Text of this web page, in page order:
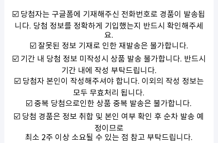
☑️ 당첨자는 구글폼에 기재해주신 전화번호로 경품이 발송됩
니다. 당첨 정보를 정확하게 기입했는지 반드시 확인해주세
요.
☑️ 잘못된 정보 기재로 인한 재발송은 불가합니다.
☑️ 기간 내 당첨 정보 미작성시 상품 발송 불가합니다. 반드시
기간 내에 작성 부탁드립니다.
☑️ 당첨자 본인이 작성해주셔야 합니다. 이외의 작성 정보는
모두 무효처리 됩니다.
☑️ 중복 당첨으로인한 상품 중복 발송은 불가합니다.
☑️ 당첨 경품은 정보 취합 및 본인 여부 확인 후 순차 발송 예
정이므로
최소 2주 이상 소요될 수 있는 점 참고 부탁드립니다.